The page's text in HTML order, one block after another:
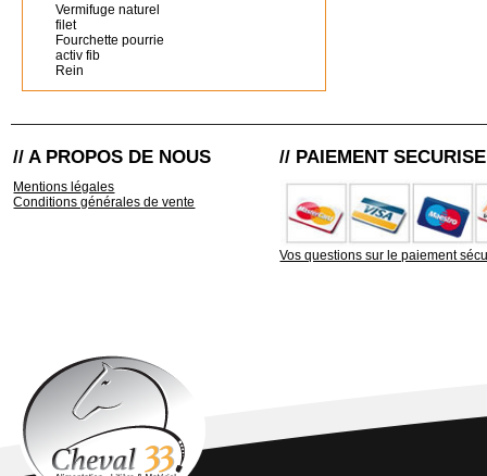
Vermifuge naturel
filet
Fourchette pourrie
activ fib
Rein
// A PROPOS DE NOUS
Mentions légales
Conditions générales de vente
// PAIEMENT SECURISE
Vos questions sur le paiement